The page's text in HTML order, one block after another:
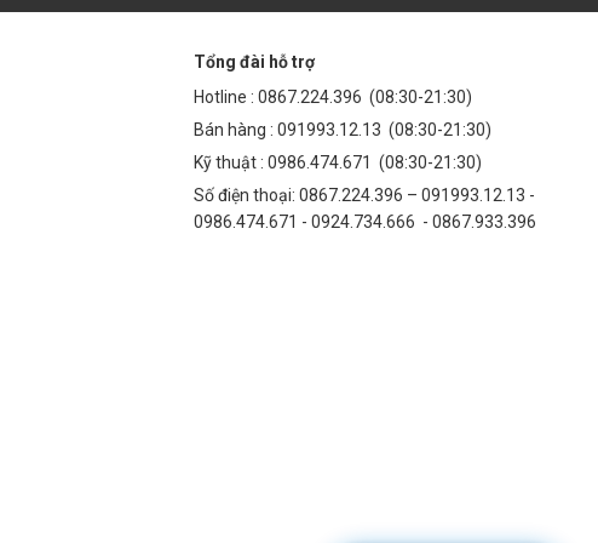
Tổng đài hỗ trợ
Hotline : 0867.224.396 (08:30-21:30)
Bán hàng : 091993.12.13 (08:30-21:30)
Kỹ thuật : 0986.474.671 (08:30-21:30)
Số điện thoại: 0867.224.396 – 091993.12.13 -
0986.474.671 - 0924.734.666 - 0867.933.396